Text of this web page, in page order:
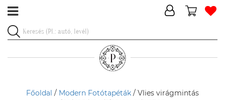
Főoldal / Modern Fotótapéták / Vlies virágmintás